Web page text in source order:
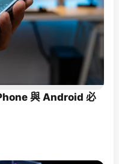
與 Android 必